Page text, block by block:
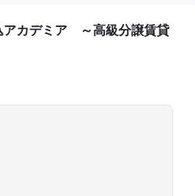
アカデミア ～高級分譲賃貸